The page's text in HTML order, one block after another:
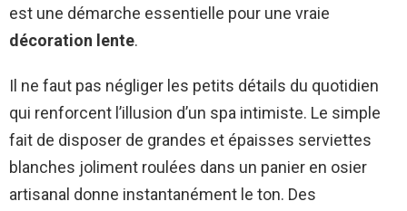
est une démarche essentielle pour une vraie
décoration lente.
Il ne faut pas négliger les petits détails du quotidien
qui renforcent l’illusion d’un spa intimiste. Le simple
fait de disposer de grandes et épaisses serviettes
blanches joliment roulées dans un panier en osier
artisanal donne instantanément le ton. Des